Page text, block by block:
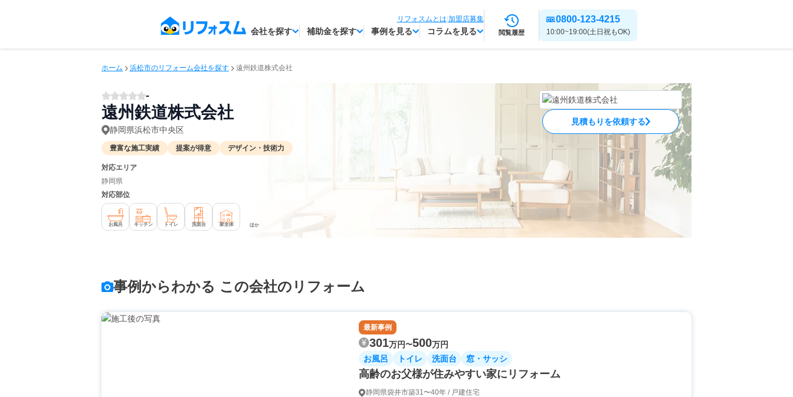
リフォスムとは|加盟店募集
会社を探す 補助金を探す 事例を見る コラムを見る 閲覧履歴
0800-123-4215
10:00~19:00(土日祝もOK)
ホーム 浜松市のリフォーム会社を探す 遠州鉄道株式会社
-
遠州鉄道株式会社
静岡県浜松市中央区
豊富な施工実績 提案が得意 デザイン・技術力
対応エリア
静岡県
対応部位
お風呂 キッチン トイレ 洗面台 家全体 ほか
見積もりを依頼する
事例からわかる この会社のリフォーム
最新事例
301万円〜500万円
お風呂
トイレ 洗面台 窓・サッシ
高齢のお父様が住みやすい家にリフォーム
静岡県袋井市築31〜40年 / 戸建住宅